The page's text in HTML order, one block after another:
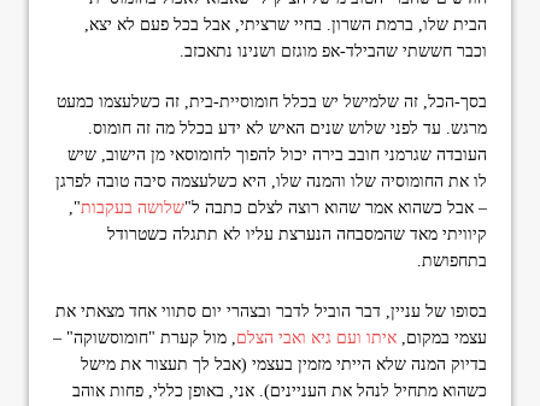
הבית שלו, ברמת השרון. בחיי שרציתי, אבל בכל פעם לא יצא,
וכבר חששתי שהבילד-אפ מוגזם ושנינו נתאכזב.
בסך-הכל, זה שלמישל יש בכלל חומוסיית-בית, זה כשלעצמו כמעט
מרגש. עד לפני שלוש שנים האיש לא ידע בכלל מה זה חומוס.
העובדה שגרמני חובב בירה יכול להפוך לחומוסאי מן הישוב, שיש
לו את החומוסיה שלו והמנה שלו, היא כשלעצמה סיבה טובה לפרגן
– אבל כשהוא אמר שהוא רוצה לצלם כתבה ל"שלושה בעקבות",
קיוויתי מאד שהמסבחה הנערצת עליו לא תתגלה כשטרודל
בתחפושת.
בסופו של עניין, דבר הוביל לדבר ובצהרי יום סתווי אחד מצאתי את
עצמי במקום, איתו ועם גיא ואבי הצלם , מול קערת "חומוסשוקה" –
בדיוק המנה שלא הייתי מזמין בעצמי (אבל לך תעצור את מישל
כשהוא מתחיל לנהל את העניינים). אני, באופן כללי, פחות אוהב